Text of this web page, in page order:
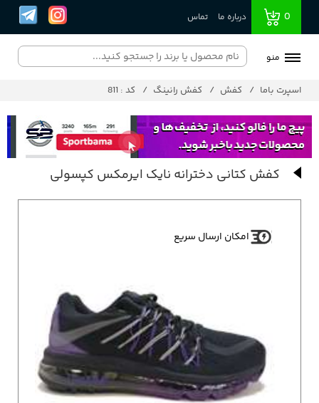
0 درباره ما تماس
منو
اسپرت باما کفش کفش رانینگ کد : 811
کفش کتانی دخترانه نایک ایرمکس کپسولی
امکان ارسال سریع